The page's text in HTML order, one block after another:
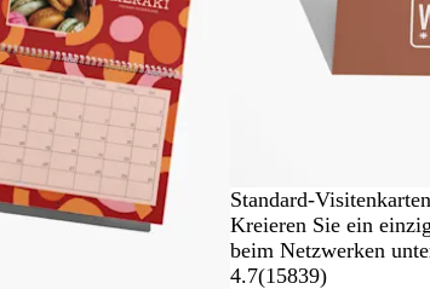
Standard-Visitenkarten
Kreieren Sie ein
beim Netzwerken
4.7(15839)